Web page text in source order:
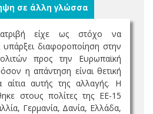
σε άλλη γλώσσα
είχε ως στόχο να
υπάρξει διαφοροποίηση στην
προς την Ευρωπαϊκή
η απάντηση είναι θετική
αυτής της αλλαγής. Η
στους πολίτες της ΕΕ-15
Γερμανία, Δανία, Ελλάδα,